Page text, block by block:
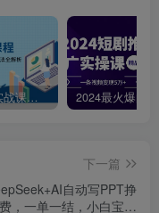
TikTokShop实战课程，手把手教你低成本启动，东南亚无货源玩法全解析
下一篇
自动写PPT挣
，一单一结，小白宝妈